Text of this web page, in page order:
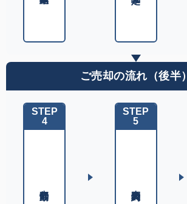
ご売却の流れ（後半）
STEP
4
売却活動の開始
STEP
5
売買契約の締結